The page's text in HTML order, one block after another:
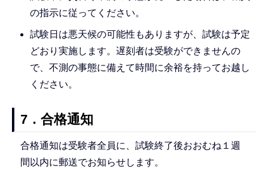
の指示に従ってください。
試験日は悪天候の可能性もありますが、試験は予定
どおり実施します。遅刻者は受験ができませんの
で、不測の事態に備えて時間に余裕を持ってお越し
ください。
7．合格通知
合格通知は受験者全員に、試験終了後おおむね１週
間以内に郵送でお知らせします。